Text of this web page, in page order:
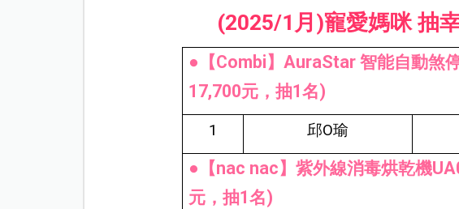
(2025/1 月)寵愛媽咪 抽
●【Combi】AuraStar 智能自動煞
17,700元，抽1名)
1 邱O瑜
●【nac nac】紫外線消毒烘乾機
元，抽1名)